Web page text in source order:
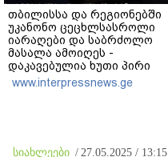
თბილისსა და რეგიონებში
უკანონო ცეცხლსასროლი
იარაღები და საბრძოლო
მასალა ამოიღეს -
დაკავებულია ხუთი პირი
www.interpressnews.ge
სიახლეები / 27.05.2025 / 13:15